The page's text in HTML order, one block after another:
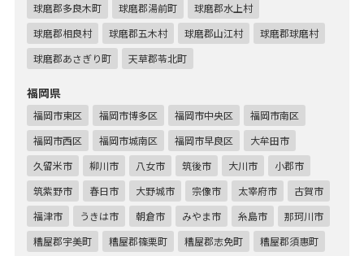
球磨郡多良木町 球磨郡湯前町
球磨郡水上村
球磨郡相良村
球磨郡五木村 球磨郡山江村
球磨郡球磨村
球磨郡あさぎり町
天草郡苓北町
福岡県
福岡市東区 福岡市博多区 福岡市中央区
福岡市南区
福岡市西区
福岡市城南区 福岡市早良区
大牟田市
久留米市
柳川市 八女市 筑後市 大川市
小郡市
筑紫野市
春日市 大野城市 宗像市 太宰府市
古賀市
福津市
うきは市 朝倉市 みやま市 糸島市
那珂川市
糟屋郡宇美町
糟屋郡篠栗町 糟屋郡志免町
糟屋郡須惠町